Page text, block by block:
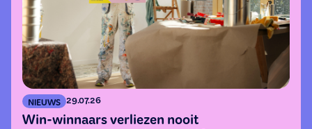
NIEUWS 29.07.26
Win-winnaars verliezen nooit